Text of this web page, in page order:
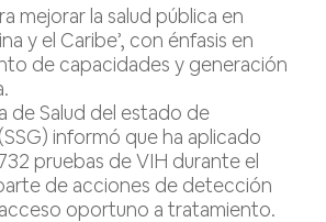
mejorar la salud pública en
y el Caribe’, con énfasis en
de capacidades y generación
de Salud del estado de
informó que ha aplicado
pruebas de VIH durante el
de acciones de detección
oportuno a tratamiento.